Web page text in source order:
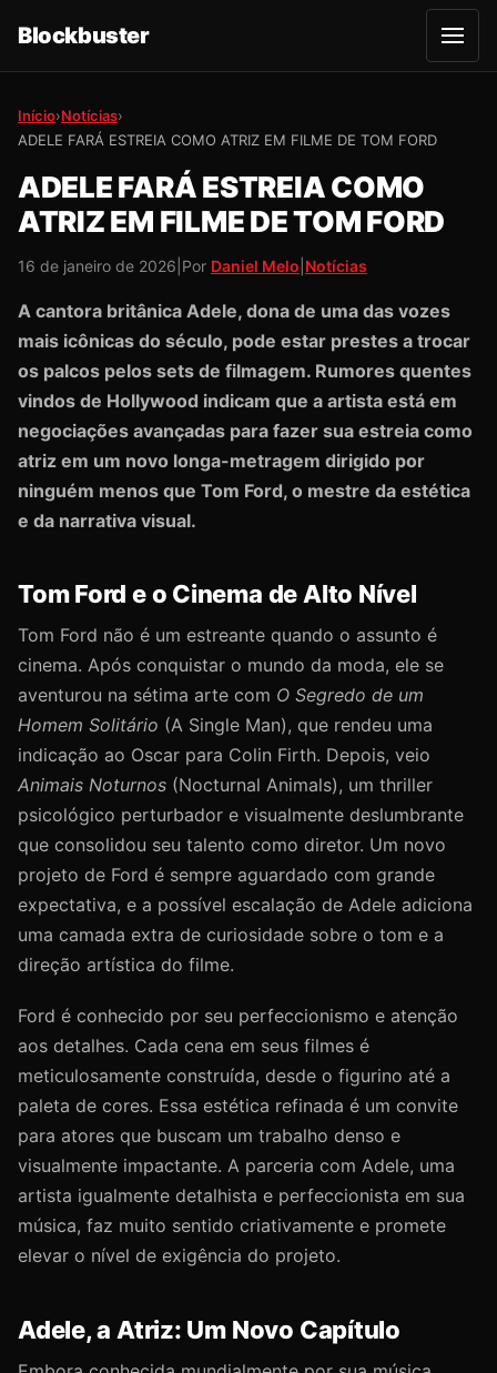
Blockbuster
A
b
r
Início›Notícias›
ADELE FARÁ ESTREIA COMO ATRIZ EM FILME DE TOM FORD
ADELE FARÁ ESTREIA COMO
ATRIZ EM FILME DE TOM FORD
16 de janeiro de 2026 Por Daniel Melo Notícias
A cantora britânica Adele, dona de uma das vozes
mais icônicas do século, pode estar prestes a trocar
os palcos pelos sets de filmagem. Rumores quentes
vindos de Hollywood indicam que a artista está em
negociações avançadas para fazer sua estreia como
atriz em um novo longa-metragem dirigido por
ninguém menos que Tom Ford, o mestre da estética
e da narrativa visual.
Tom Ford e o Cinema de Alto Nível
Tom Ford não é um estreante quando o assunto é
cinema. Após conquistar o mundo da moda, ele se
aventurou na sétima arte com O Segredo de um
Homem Solitário (A Single Man), que rendeu uma
indicação ao Oscar para Colin Firth. Depois, veio
Animais Noturnos (Nocturnal Animals), um thriller
psicológico perturbador e visualmente deslumbrante
que consolidou seu talento como diretor. Um novo
projeto de Ford é sempre aguardado com grande
expectativa, e a possível escalação de Adele adiciona
uma camada extra de curiosidade sobre o tom e a
direção artística do filme.
Ford é conhecido por seu perfeccionismo e atenção
aos detalhes. Cada cena em seus filmes é
meticulosamente construída, desde o figurino até a
paleta de cores. Essa estética refinada é um convite
para atores que buscam um trabalho denso e
visualmente impactante. A parceria com Adele, uma
artista igualmente detalhista e perfeccionista em sua
música, faz muito sentido criativamente e promete
elevar o nível de exigência do projeto.
Adele, a Atriz: Um Novo Capítulo